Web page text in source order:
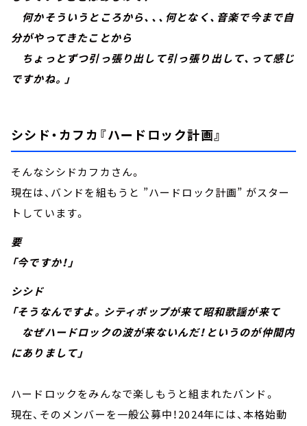
何かそういうところから、、、何となく、音楽で今まで自
分がやってきたことから
ちょっとずつ引っ張り出して引っ張り出して、って感じ
ですかね。」
シシド・カフカ『ハードロック計画』
そんなシシドカフカさん。
現在は、バンドを組もうと ”ハードロック計画” がスター
トしています。
要
「今ですか！」
シシド
「そうなんですよ。シティポップが来て昭和歌謡が来て
なぜハードロックの波が来ないんだ！というのが仲間内
にありまして」
ハードロックをみんなで楽しもうと組まれたバンド。
現在、そのメンバーを一般公募中！2024年には、本格始動